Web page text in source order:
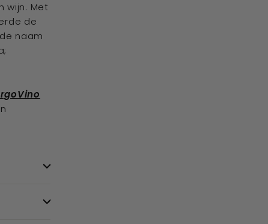
wijn. Met
de
naam